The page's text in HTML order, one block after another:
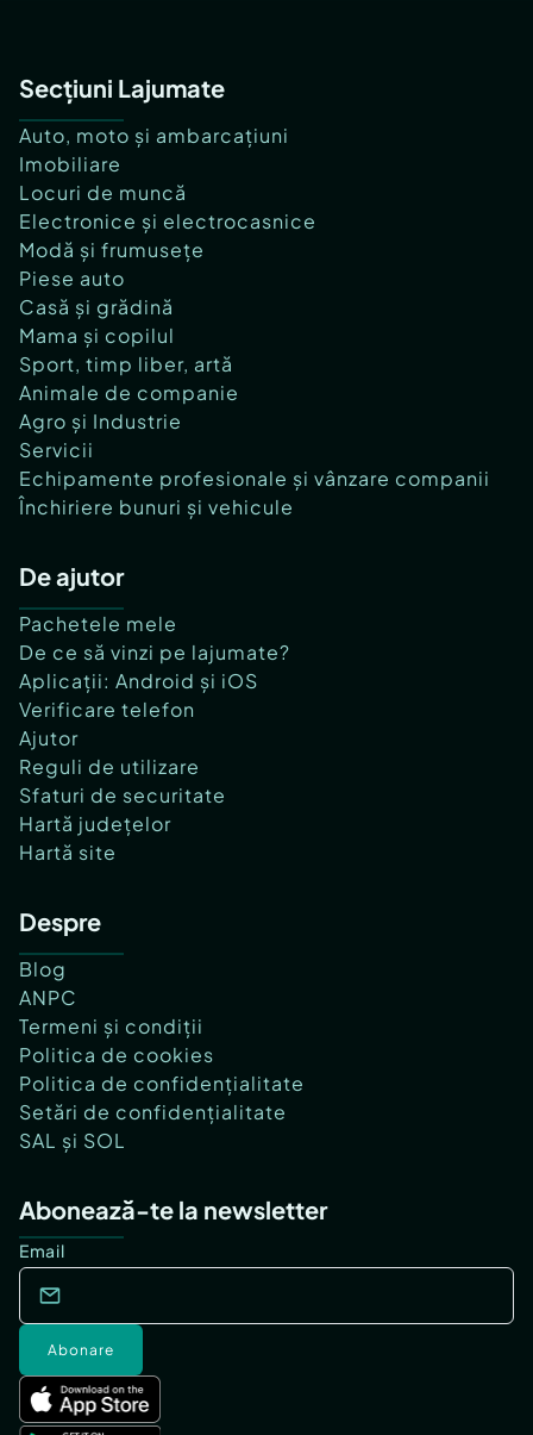
Secțiuni Lajumate
Auto, moto și ambarcațiuni
Imobiliare
Locuri de muncă
Electronice și electrocasnice
Modă și frumusețe
Piese auto
Casă și grădină
Mama și copilul
Sport, timp liber, artă
Animale de companie
Agro și Industrie
Servicii
Echipamente profesionale și vânzare companii
Închiriere bunuri și vehicule
De ajutor
Pachetele mele
De ce să vinzi pe lajumate?
Aplicații: Android și iOS
Verificare telefon
Ajutor
Reguli de utilizare
Sfaturi de securitate
Hartă județelor
Hartă site
Despre
Blog
ANPC
Termeni și condiții
Politica de cookies
Politica de confidențialitate
Setări de confidențialitate
SAL și SOL
Abonează-te la newsletter
Email
Abonare